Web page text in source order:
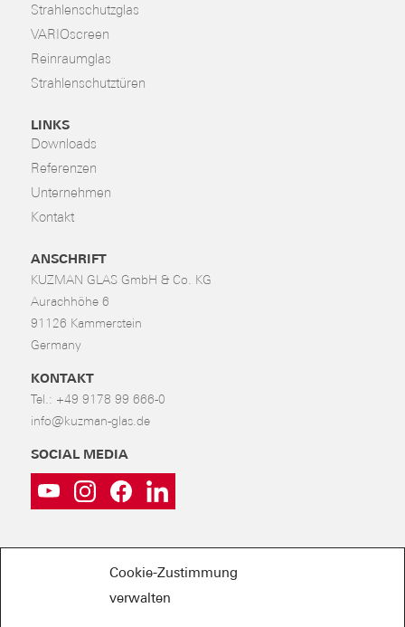
Cookie-Zustimmung
verwalten
Strahlenschutzglas
VARIOscreen
Reinraumglas
Strahlenschutztüren
LINKS
Downloads
Referenzen
Unternehmen
Kontakt
ANSCHRIFT
KUZMAN GLAS GmbH & Co. KG
Aurachhöhe 6
91126 Kammerstein
Germany
KONTAKT
Tel.: +49 9178 99 666-0
info@kuzman-glas.de
SOCIAL MEDIA